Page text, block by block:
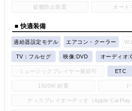
盗難防止装置 オート
■ 快適装備
過給器設定モデル エアコン・クーラー W
TV：フルセグ 映像:DVD オーディオ
ミュージックプレイヤー接続可 ETC
1500W 給電
ディスプレイオーディオ（Apple CarPlay